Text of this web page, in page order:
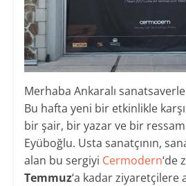
Merhaba Ankaralı
Bu hafta yeni bir etkinlikle
bir şair, bir yazar ve bir
Eyüboğlu. Usta sanatçının,
alan bu sergiyi Cermodern‘de
Temmuz‘a kadar ziyaretçilere